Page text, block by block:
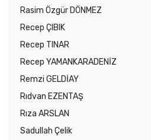
Rasim Özgür DÖNMEZ
Recep ÇIBIK
Recep TINAR
Recep YAMANKARADENİZ
Remzi GELDİAY
Rıdvan EZENTAŞ
Rıza ARSLAN
Sadullah Çelik